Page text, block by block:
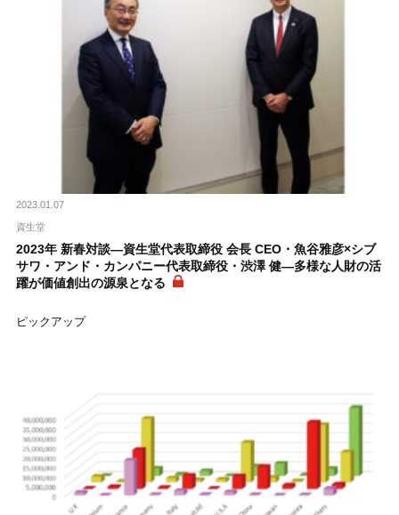
2023.01.07
資生堂
2023年 新春対談―資生堂代表取締役 会長 CEO・魚谷雅彦×シブ
サワ・アンド・カンパニー代表取締役・渋澤 健―多様な人財の活
躍が価値創出の源泉となる
ピックアップ